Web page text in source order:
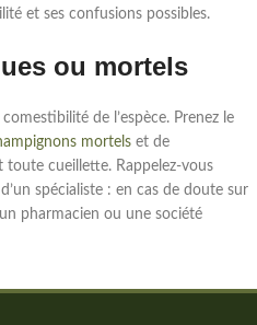
et ses confusions possibles.
ou mortels
de l’espèce. Prenez le
mortels et de
toute cueillette. Rappelez-vous
spécialiste : en cas de doute sur
pharmacien ou une société